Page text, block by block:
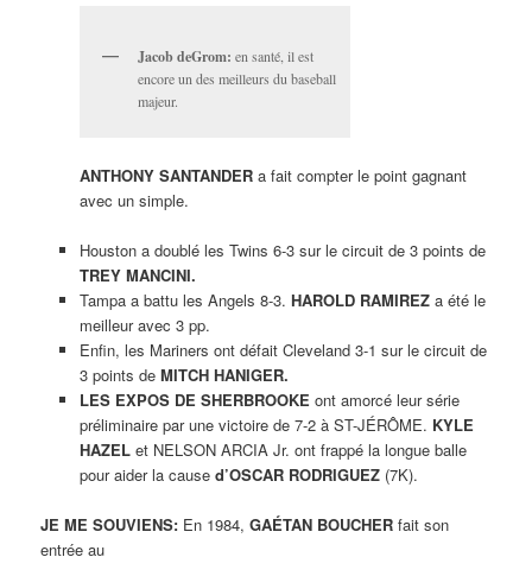
Jacob deGrom: en santé, il est
encore un des meilleurs du baseball
majeur.
ANTHONY SANTANDERa fait compter le point gagnant
avec un simple.
Houston a doublé les Twins 6-3 sur le circuit de 3 points de
TREY MANCINI.
Tampa a battu les Angels 8-3. HAROLD RAMIREZa été le
meilleur avec 3 pp.
Enfin, les Mariners ont défait Cleveland 3-1 sur le circuit de
3 points de MITCH HANIGER.
LES EXPOS DE SHERBROOKE ont amorcé leur série
préliminaire par une victoire de 7-2 à ST-JÉRÔME. KYLE
HAZELet NELSON ARCIA Jr. ont frappé la longue balle
pour aider la cause d’OSCAR RODRIGUEZ(7K).
JE ME SOUVIENS: En 1984,GAÉTAN BOUCHER fait son
entrée au